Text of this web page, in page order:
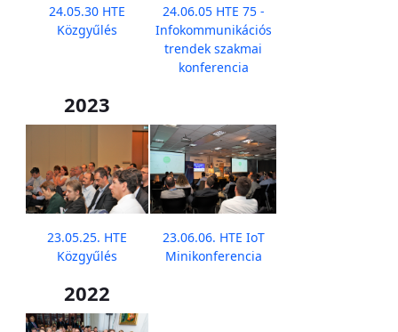
24.05.30 HTE
Közgyűlés
24.06.05 HTE 75 -
Infokommunikációs
trendek szakmai
konferencia
2023
23.05.25. HTE
Közgyűlés
23.06.06. HTE IoT
Minikonferencia
2022